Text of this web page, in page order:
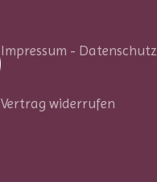
Impressum - Datenschutz
Vertrag widerrufen